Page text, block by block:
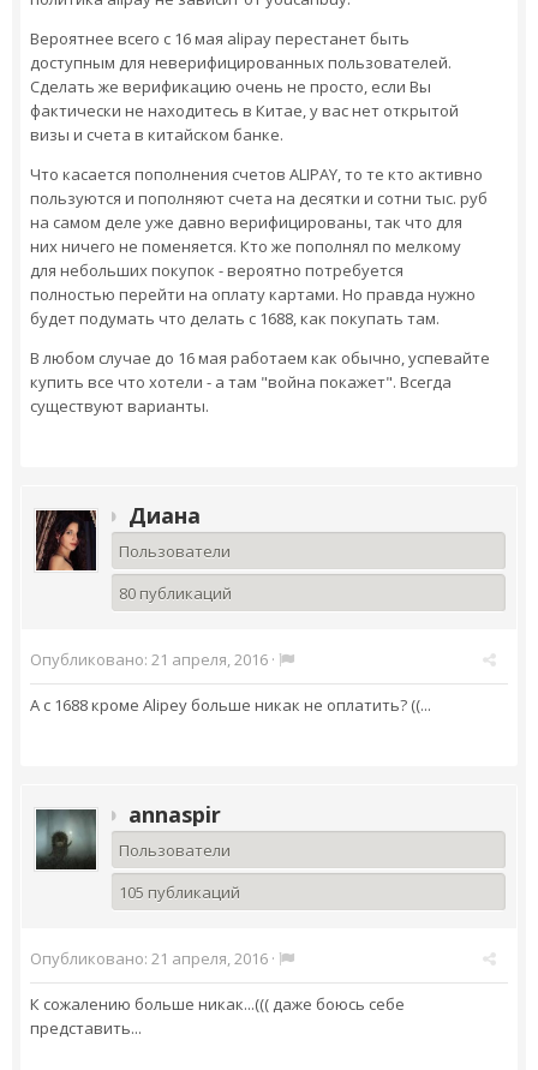
Вероятнее всего с 16 мая alipay перестанет быть
доступным для неверифицированных пользователей.
Сделать же верификацию очень не просто, если Вы
фактически не находитесь в Китае, у вас нет открытой
визы и счета в китайском банке.
Что касается пополнения счетов ALIPAY, то те кто активно
пользуются и пополняют счета на десятки и сотни тыс. руб
на самом деле уже давно верифицированы, так что для
них ничего не поменяется. Кто же пополнял по мелкому
для небольших покупок - вероятно потребуется
полностью перейти на оплату картами. Но правда нужно
будет подумать что делать с 1688, как покупать там.
В любом случае до 16 мая работаем как обычно, успевайте
купить все что хотели - а там "война покажет". Всегда
существуют варианты.
Диана
Пользователи
80 публикаций
Опубликовано: 21 апреля, 2016 ·
А с 1688 кроме Alipey больше никак не оплатить? ((...
annaspir
Пользователи
105 публикаций
Опубликовано: 21 апреля, 2016 ·
К сожалению больше никак...((( даже боюсь себе
представить...